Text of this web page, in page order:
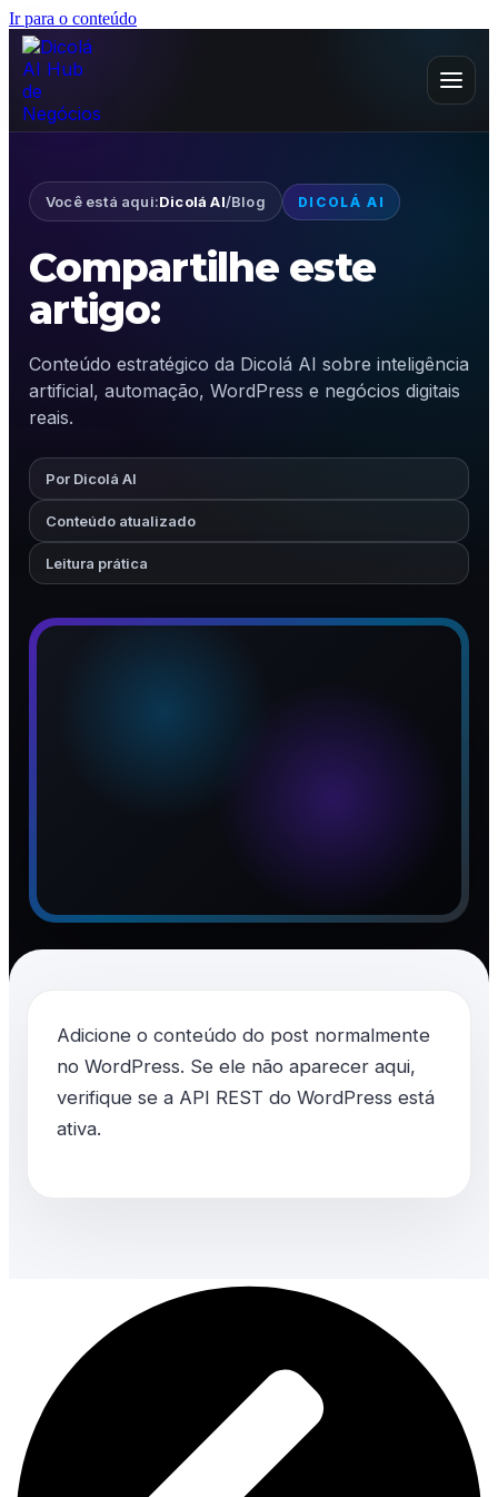
Ir para o conteúdo
Você está aqui:Dicolá AI/Blog DICOLÁ AI
Compartilhe este
artigo:
Conteúdo estratégico da Dicolá AI sobre inteligência
artificial, automação, WordPress e negócios digitais
reais.
Por Dicolá AI
Conteúdo atualizado
Leitura prática
Adicione o conteúdo do post normalmente
no WordPress. Se ele não aparecer aqui,
verifique se a API REST do WordPress está
ativa.